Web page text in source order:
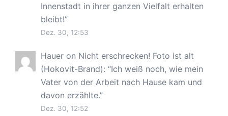
Innenstadt in ihrer ganzen Vielfalt erhalten
bleibt!”
Dez. 30, 12:53
Hauer on Nicht erschrecken! Foto ist alt
(Hokovit-Brand): “Ich weiß noch, wie mein
Vater von der Arbeit nach Hause kam und
davon erzählte.”
Dez. 30, 12:52